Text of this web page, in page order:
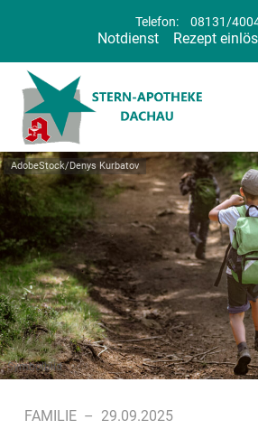
Telefon: 08131/
Notdienst Rezept
AdobeStock/Denys Kurbatov
Symbolbild
FAMILIE – 29.09.2025